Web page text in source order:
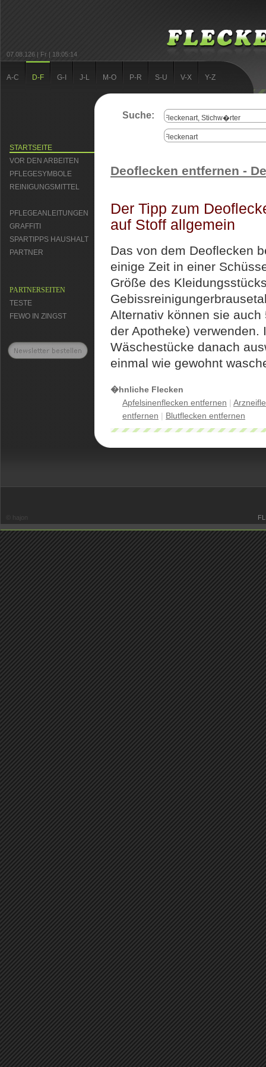
07.08.126 | Fr | 18:05:14
Suche:
Deoflecken entfernen -
Der Tipp zum
auf Stoff allgemein
Das von dem Deoflecken
einige Zeit in einer
Größe des
Alternativ können sie
der Apotheke)
Wäschestücke danach
einmal wie gewohnt
�hnliche Flecken
Apfelsinenflecken entfernen |
entfernen | Blutflecken entfernen
STARTSEITE
VOR DEN ARBEITEN
PFLEGESYMBOLE
REINIGUNGSMITTEL
PFLEGEANLEITUNGEN
GRAFFITI
SPARTIPPS HAUSHALT
PARTNER
PARTNERSEITEN
TESTE
FEWO IN ZINGST
© hajon
A-C D-F G-I J-L M-O P-R S-U V-X Y-Z